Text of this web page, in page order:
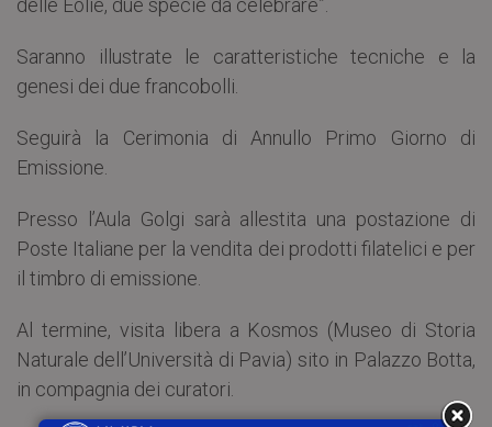
delle Eolie, due specie da celebrare”.
Saranno illustrate le caratteristiche tecniche e la
genesi dei due francobolli.
Seguirà la Cerimonia di Annullo Primo Giorno di
Emissione.
Presso l’Aula Golgi sarà allestita una postazione di
Poste Italiane per la vendita dei prodotti filatelici e per
il timbro di emissione.
Al termine, visita libera a Kosmos (Museo di Storia
Naturale dell’Università di Pavia) sito in Palazzo Botta,
in compagnia dei curatori.